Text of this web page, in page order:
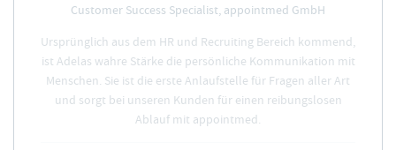
Customer Success Specialist, appointmed GmbH
Ursprünglich aus dem HR und Recruiting Bereich kommend,
ist Adelas wahre Stärke die persönliche Kommunikation mit
Menschen. Sie ist die erste Anlaufstelle für Fragen aller Art
und sorgt bei unseren Kunden für einen reibungslosen
Ablauf mit appointmed.